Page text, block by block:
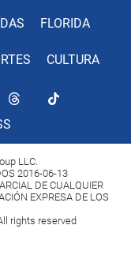
FLORIDA
CULTURA
LLC.
2016-06-13
DE CUALQUIER
EXPRESA DE LOS
rights reserved